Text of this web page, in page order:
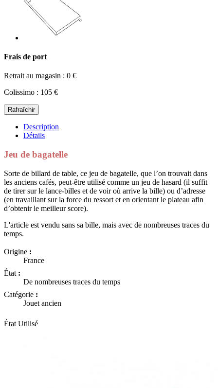
Frais de port
Retrait au magasin : 0 €
Colissimo : 105 €
Description
Détails
Jeu de bagatelle
Sorte de billard de table, ce jeu de bagatelle, que l’on trouvait dans
les anciens cafés, peut-être utilisé comme un jeu de hasard (il suffit
de tirer sur le lance-billes et de voir où arrive la bille) ou d’adresse
(en travaillant sur la force du ressort et en orientant le plateau afin
d’obtenir le meilleur score).
L'article est vendu sans sa bille, mais avec de nombreuses traces du
temps.
Origine :
France
État :
De nombreuses traces du temps
Catégorie :
Jouet ancien
État Utilisé